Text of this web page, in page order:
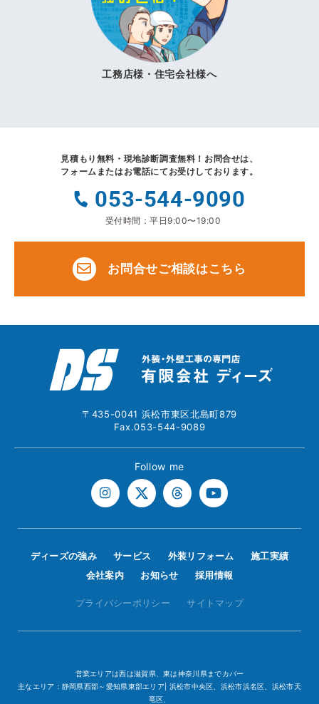
工務店様・住宅会社様へ
見積もり無料・現地診断調査無料！ お問合せは、
フォームまたはお電話にてお受けしております。
053-544-9090
受付時間：平日9:00〜19:00
お問合せご相談はこちら
〒435-0041 浜松市東区北島町879
Fax.053-544-9089
Follow me
ディーズの強み サービス 外装リフォーム
施工実績
会社案内
お知らせ 採用情報
プライバシーポリシー サイトマップ
営業エリアは西は滋賀県、東は神奈川県までカバー
主なエリア：静岡県西部～愛知県東部エリア| 浜松市中央区、浜松市浜名区、浜松市天
竜区、